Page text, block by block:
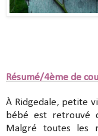
Résumé/4ème de
À Ridgedale, petite
bébé est retrouvé
Malgré toutes les